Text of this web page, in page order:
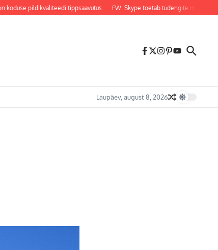
pildikvaliteedi tippsaavutus FW: Skype toetab tudengite
Laupäev, august 8, 2026